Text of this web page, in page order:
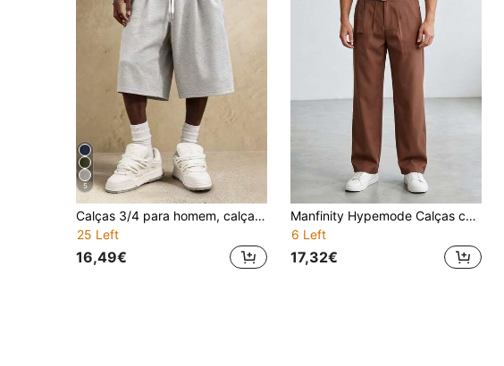
5
Calças 3/4 para homem, calças largas e folgadas, calções desportivos casuais de basquetebol, adequados para uso no verão
25 Left
16,49€
Manfinity Hypemode Calças compridas casuais masculinas de corte folgado
6 Left
17,32€